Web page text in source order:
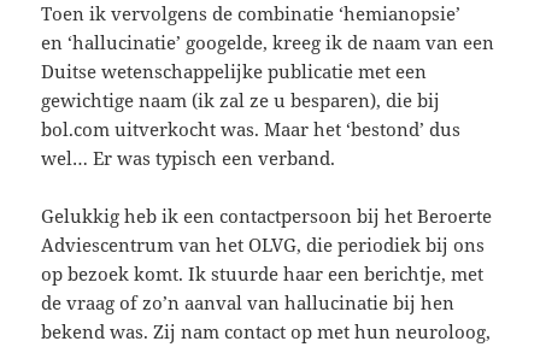
Toen ik vervolgens de combinatie ‘hemianopsie’
en ‘hallucinatie’ googelde, kreeg ik de naam van een
Duitse wetenschappelijke publicatie met een
gewichtige naam (ik zal ze u besparen), die bij
bol.com uitverkocht was. Maar het ‘bestond’ dus
wel… Er was typisch een verband.
Gelukkig heb ik een contactpersoon bij het Beroerte
Adviescentrum van het OLVG, die periodiek bij ons
op bezoek komt. Ik stuurde haar een berichtje, met
de vraag of zo’n aanval van hallucinatie bij hen
bekend was. Zij nam contact op met hun neuroloog,